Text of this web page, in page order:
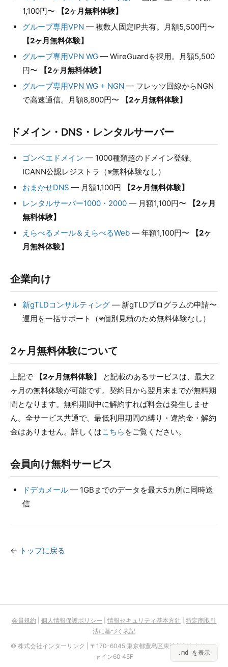
1,100円〜
【2ヶ月無料体験】
グループ専用VPN — 複数人固定IP共有。月額5,500円〜
【2ヶ月無料体験】
グループ専用VPN WG — WireGuardを採用。月額5,500
円〜
【2ヶ月無料体験】
グループ専用VPN WG + NGN — フレッツ回線からNGN
で高速通信。月額8,800円〜
【2ヶ月無料体験】
ドメイン・DNS・レンタルサーバー
ゴンベエドメイン — 1000種類超のドメイン登録。
ICANN公認レジストラ（※無料体験なし）
おまかせDNS — 月額1,100円
【2ヶ月無料体験】
レンタルサーバー1000・2000 — 月額1,100円〜
【2ヶ月
無料体験】
えらべるメール＆えらべるWeb — 年額1,100円〜
【2ヶ
月無料体験】
企業向け
新gTLDコンサルティング — 新gTLDプログラムの申請〜
運用を一括サポート（※個別見積のため無料体験なし）
2ヶ月無料体験について
上記で 【2ヶ月無料体験】
と記載のあるサービスは、最大2
ヶ月の無料体験が可能です。契約日から翌月末までが無料期
間となります。無料期間中に解約すれば料金は発生しませ
ん。全サービス共通で、最低利用期間の縛り・違約金・解約
金はありません。詳しくはこちら をご覧ください。
会員向け無料サービス
ドデカメール — 1GBまでのデータを最大5カ所に同時送
信
← トップに戻る
.md を表示
会員規約 個人情報保護ポリシー 情報セキュリティ基本方針
特定商取引
法に基づく表記
© 株式会社インターリンク | 〒170-6045 東京都豊島区東池袋3-1-1 サンシ
ャイン60 45F